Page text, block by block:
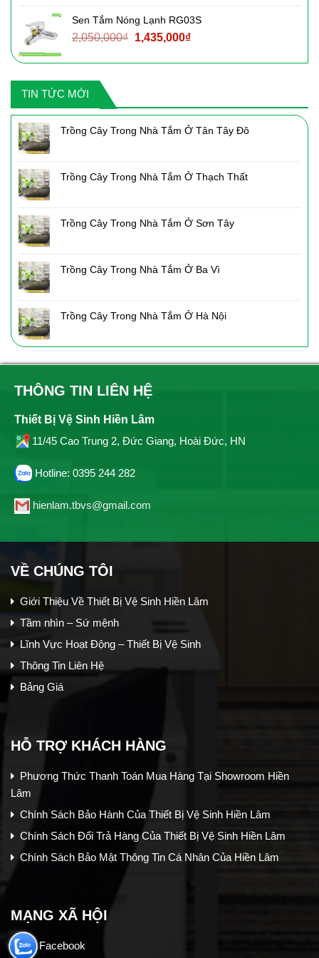
3,090,000₫.là:
2,160,000₫.
Sen Tắm Nóng Lạnh RG03S
2,050,000₫ Giá
là:
1,435,000₫Giá
tại
TIN TỨC MỚI
Trồng Cây Trong Nhà Tắm Ở Tân Tây Đô
Trồng Cây Trong Nhà Tắm Ở Thạch Thất
Trồng Cây Trong Nhà Tắm Ở Sơn Tây
Trồng Cây Trong Nhà Tắm Ở Ba Vì
Trồng Cây Trong Nhà Tắm Ở Hà Nội
THÔNG TIN LIÊN HỆ
Thiết Bị Vệ Sinh Hiền Lâm
11/45 Cao Trung 2, Đức Giang, Hoài Đức, HN
Hotline: 0395 244 282
hienlam.tbvs@gmail.com
VỀ CHÚNG TÔI
Giới Thiệu Về Thiết Bị Vệ Sinh Hiền Lâm
Tầm nhìn – Sứ mệnh
Lĩnh Vực Hoạt Động – Thiết Bị Vệ Sinh
Thông Tin Liên Hệ
Bảng Giá
HỖ TRỢ KHÁCH HÀNG
Phương Thức Thanh Toán Mua Hàng Tại Showroom Hiền
Lâm
Chính Sách Bảo Hành Của Thiết Bị Vệ Sinh Hiền Lâm
Chính Sách Đổi Trả Hàng Của Thiết Bị Vệ Sinh Hiền Lâm
Chính Sách Bảo Mật Thông Tin Cá Nhân Của Hiền Lâm
MẠNG XÃ HỘI
Facebook